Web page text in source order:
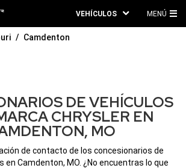
VEHÍCULOS MENÚ
Camdenton
DE VEHÍCULOS
CHRYSLER EN
MO
de contacto de los concesionarios de
en Camdenton, MO. ¿No encuentras lo que